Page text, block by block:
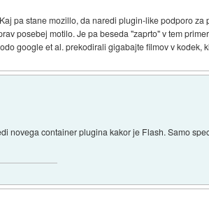
pa stane mozillo, da naredi plugin-like podporo
posebej motilo. Je pa beseda "zaprto" v tem
google et al. prekodirali gigabajte filmov v kodek,
novega container plugina kakor je Flash. Samo